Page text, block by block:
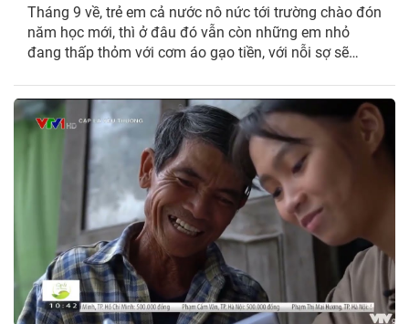
Tháng 9 về, trẻ em cả nước nô nức tới trường chào đón
năm học mới, thì ở đâu đó vẫn còn những em nhỏ
đang thấp thỏm với cơm áo gạo tiền, với nỗi sợ sẽ
khó. Và Triệu Thị Mến, cô học...